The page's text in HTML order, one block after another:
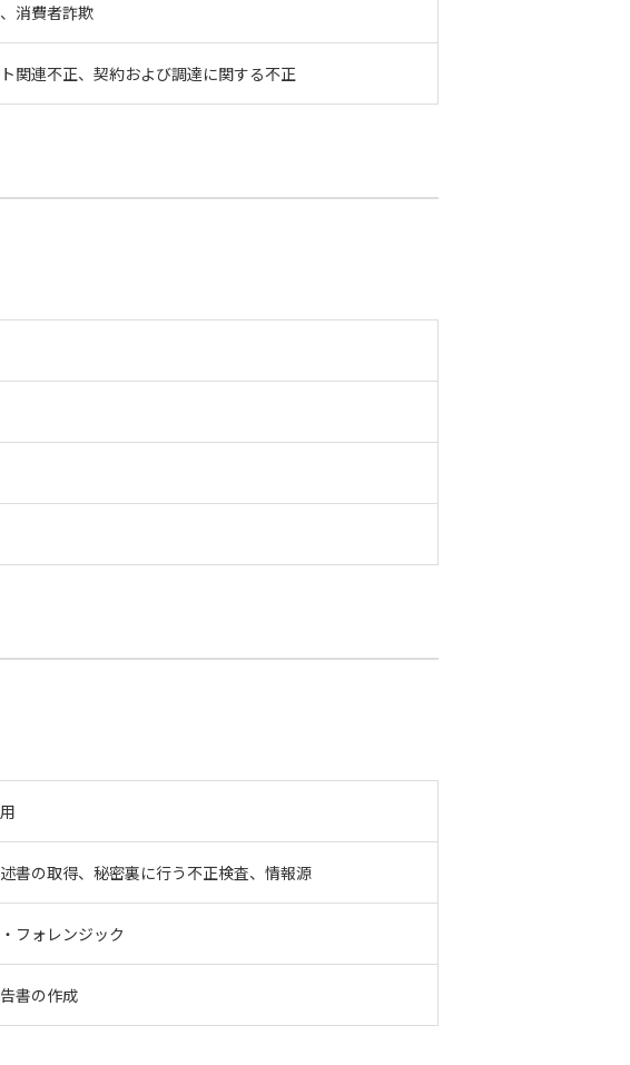
消費者詐欺
関連不正、契約および調達に関する不正
書の取得、秘密裏に行う不正検査、情報源
フォレンジック
書の作成